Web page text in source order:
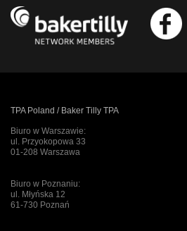
TPA Poland / Baker Tilly TPA
Biuro w Warszawie:
ul. Przyokopowa 33
01-208 Warszawa
Biuro w Poznaniu:
ul. Młyńska 12
61-730 Poznań